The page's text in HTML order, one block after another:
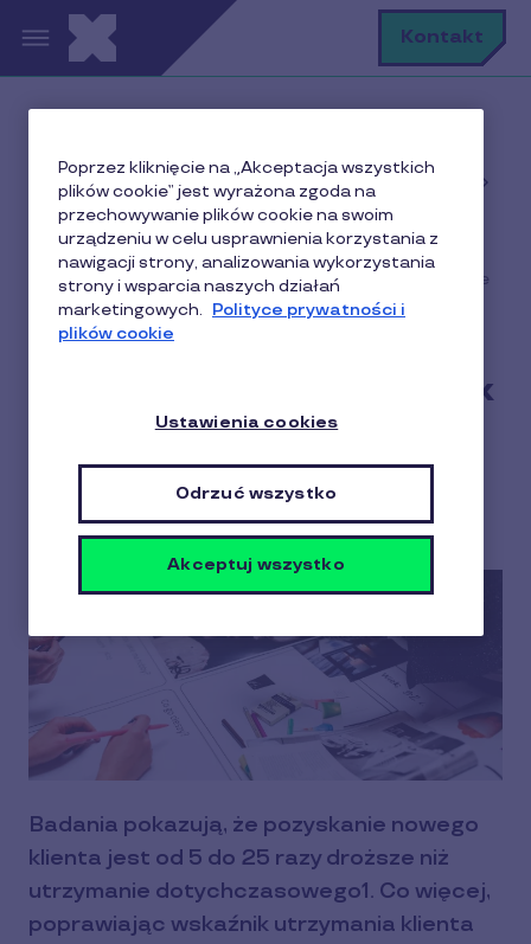
Przejdź do treści Kontakt
Baza wiedzy o motywowaniu i nagradzaniu w
biznesie
Marketing i sprzedaż
Marketing relacji, czyli jak budować lojalność w biznesie
Marketing relacji, czyli jak
budować lojalność w
biznesie
4 min czytania 10 Listopad 2020
Badania pokazują, że pozyskanie nowego
klienta jest od 5 do 25 razy droższe niż
utrzymanie dotychczasowego1. Co więcej,
poprawiając wskaźnik utrzymania klienta
Poprzez kliknięcie na „Akceptacja wszystkich
plików cookie” jest wyrażona zgoda na
przechowywanie plików cookie na swoim
urządzeniu w celu usprawnienia korzystania z
nawigacji strony, analizowania wykorzystania
strony i wsparcia naszych działań
marketingowych. Polityce prywatności i
plików cookie
Ustawienia cookies
Odrzuć wszystko
Akceptuj wszystko